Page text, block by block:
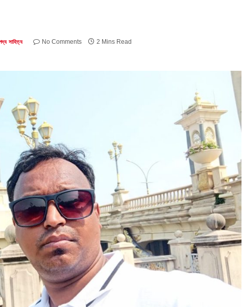
সাহিত্য No Comments 2 Mins Read